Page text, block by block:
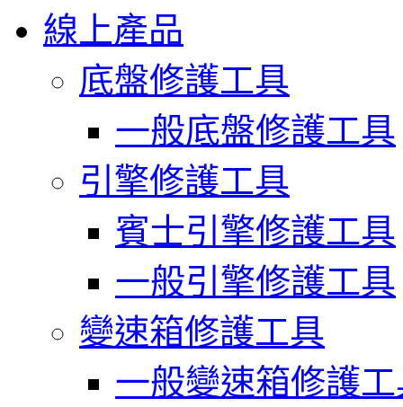
線上產品
底盤修護工具
一般底盤修護工具
引擎修護工具
賓士引擎修護工具
一般引擎修護工具
變速箱修護工具
一般變速箱修護